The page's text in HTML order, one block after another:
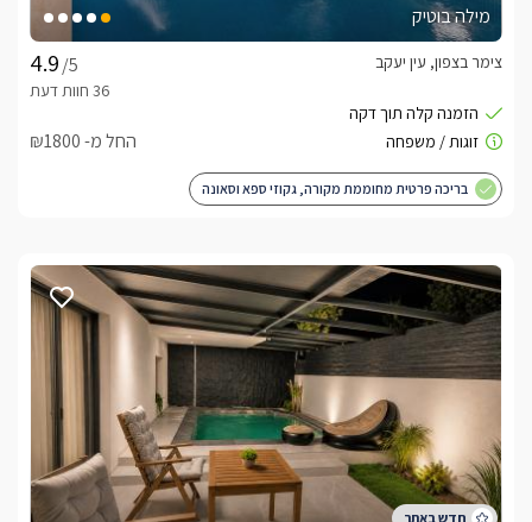
למשפחות המתארחות במקום מחכים גם מתקני משחק לילדים, כך
שגם הקטנטנים יוכלו ליהנות מחופשה מהנה במיוחד.
מה כלול באירוח?
למי אנחנו מתאימים?
לצפייה במדיניות ותנאי הזמנה -לחצו כאן
מילה בוטיק
/5
צימר בצפון, עין יעקב
החל מ- ₪1800
בריכה פרטית מחוממת מקורה, גקוזי ספא וסאונה